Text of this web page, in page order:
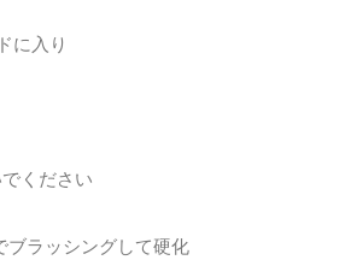
に入り
ください
ラッシングして硬化